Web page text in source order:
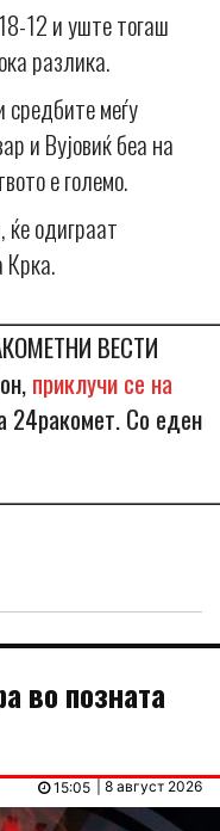
12 и уште тогаш
разлика.
меѓу
и Вујовиќ беа на
е големо.
одиграат
Крка.
ВЕСТИ
приклучи се на
24ракомет. Со еден
во позната
| 8 август 2026
15:05